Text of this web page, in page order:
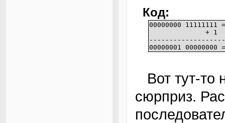
Код:
00000000 11111111
+ 1
00000001 00000000
Вот тут-то нас и ожидает весьма неприятный
сюрприз.